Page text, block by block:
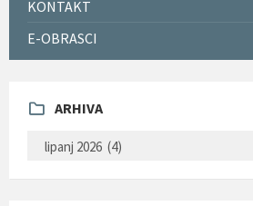
KONTAKT
E-OBRASCI
ARHIVA